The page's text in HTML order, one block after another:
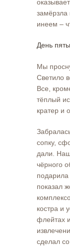
замёрзла
инеем –
День
Мы
Светило
Все,
тёплый
кратер и
сопку,
дали.
чёрного
подарила
показал
костра и
флейтах
сделал